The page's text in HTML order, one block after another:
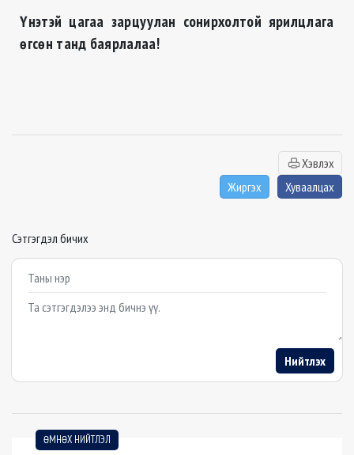
Үнэтэй цагаа зарцуулан сонирхолтой ярилцлага
өгсөн танд баярлалаа!
Хэвлэх
Жиргэх
Хуваалцах
Сэтгэгдэл бичих
Example textarea
Нийтлэх
ӨМНӨХ НИЙТЛЭЛ